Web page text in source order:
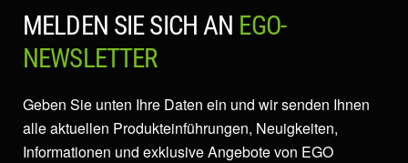
MELDEN SIE SICH AN EGO-
NEWSLETTER
Geben Sie unten Ihre Daten ein und wir senden Ihnen
alle aktuellen Produkteinführungen, Neuigkeiten,
Informationen und exklusive Angebote von EGO